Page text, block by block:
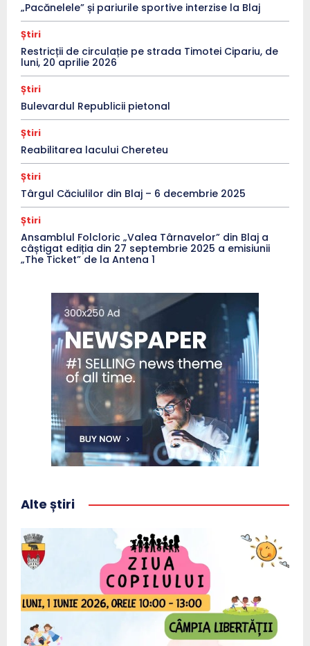
„Pacănelele” și pariurile sportive interzise la Blaj
Știri
Restricții de circulație pe strada Timotei Cipariu, de
luni, 20 aprilie 2026
Știri
Bulevardul Republicii pietonal
Știri
Reabilitarea lacului Chereteu
Știri
Târgul Căciulilor din Blaj – 6 decembrie 2025
Știri
Ansamblul Folcloric „Valea Târnavelor” din Blaj a
câștigat ediția din 27 septembrie 2025 a emisiunii
„The Ticket” de la Antena 1
Alte știri